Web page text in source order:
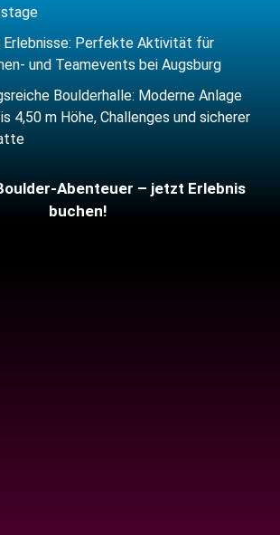
Erlebnisse: Perfekte Aktivität für
und Teamevents bei Augsburg
Boulderhalle: Moderne Anlage
4,50 m Höhe, Challenges und sicherer
Abenteuer – jetzt Erlebnis
buchen!